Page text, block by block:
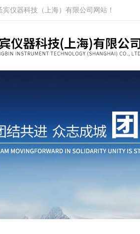
仪器科技（上海）有限公司网站！